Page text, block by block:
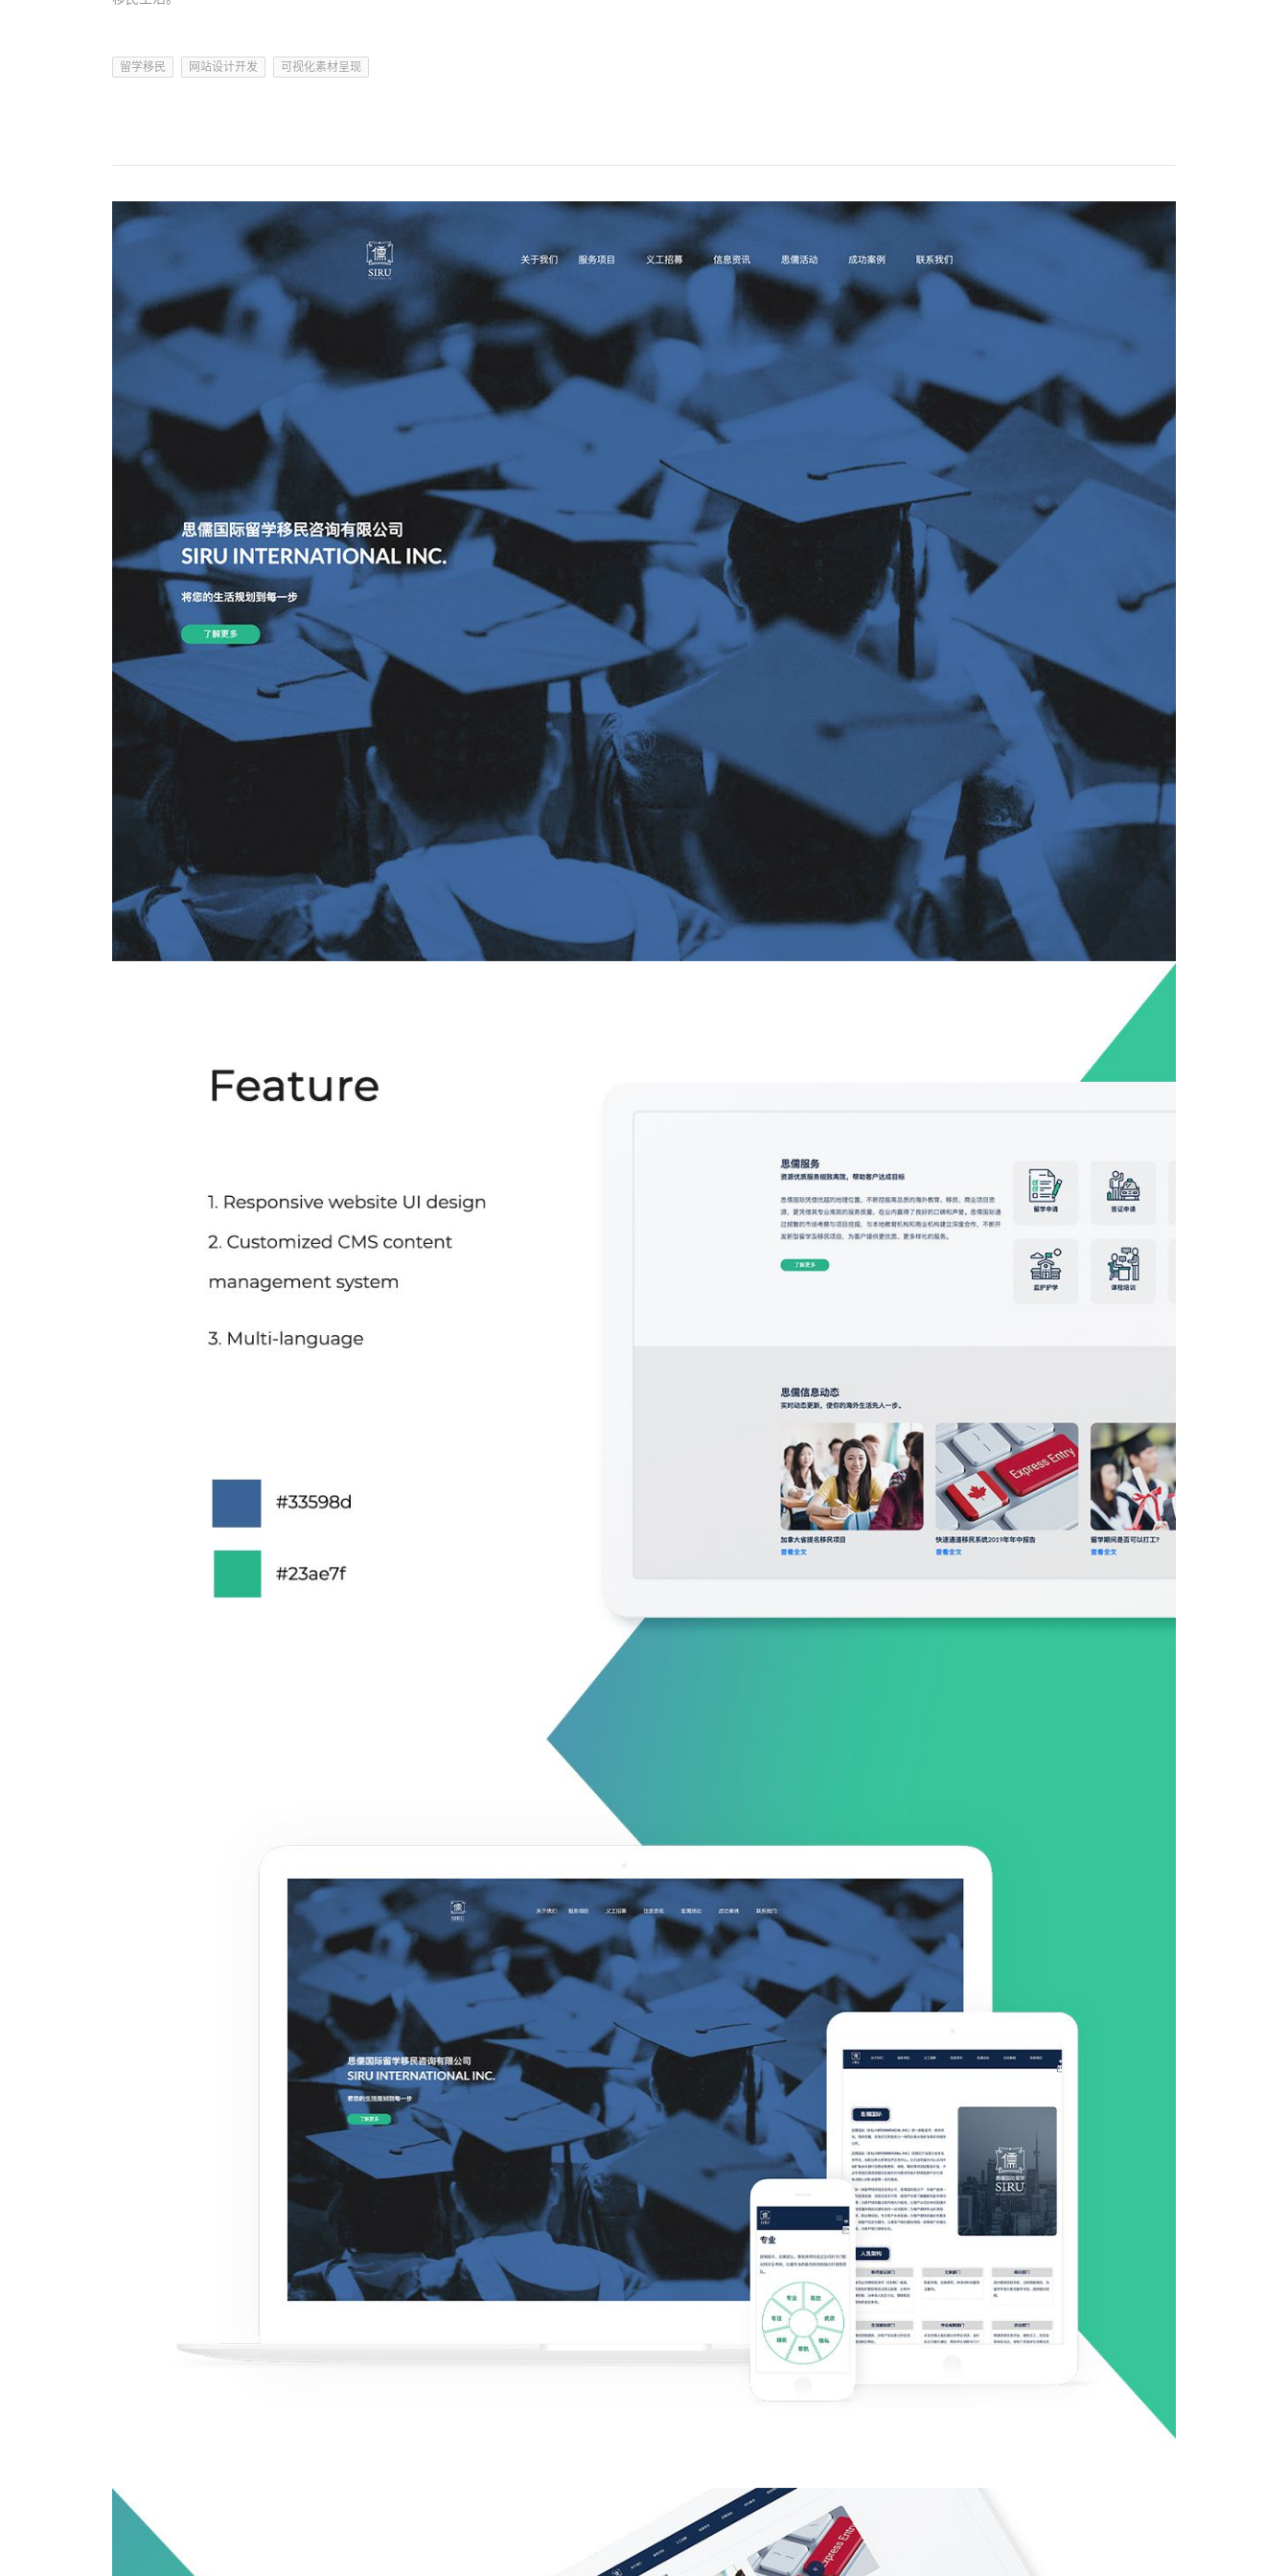
留学移民 网站设计开发 可视化素材呈现